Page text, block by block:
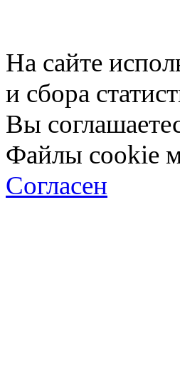
На сайте
и сбора
Вы
Файлы cookie
Согласен